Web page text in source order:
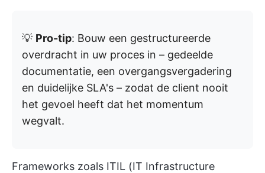
💡 Pro-tip: Bouw een gestructureerde
overdracht in uw proces in – gedeelde
documentatie, een overgangsvergadering
en duidelijke SLA's – zodat de client nooit
het gevoel heeft dat het momentum
wegvalt.
Frameworks zoals ITIL (IT Infrastructure